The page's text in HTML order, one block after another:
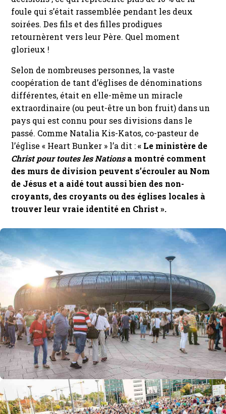
foule qui s’était rassemblée pendant les deux
soirées. Des fils et des filles prodigues
retournèrent vers leur Père. Quel moment
glorieux !
Selon de nombreuses personnes, la vaste
coopération de tant d’églises de dénominations
différentes, était en elle-même un miracle
extraordinaire (ou peut-être un bon fruit) dans un
pays qui est connu pour ses divisions dans le
passé. Comme Natalia Kis-Katos, co-pasteur de
l’église « Heart Bunker » l’a dit :« Le ministère de
Christ pour toutes les Nationsa montré comment
des murs de division peuvent s’écrouler au Nom
de Jésus et a aidé tout aussi bien des non-
croyants, des croyants ou des églises locales à
trouver leur vraie identité en Christ ».